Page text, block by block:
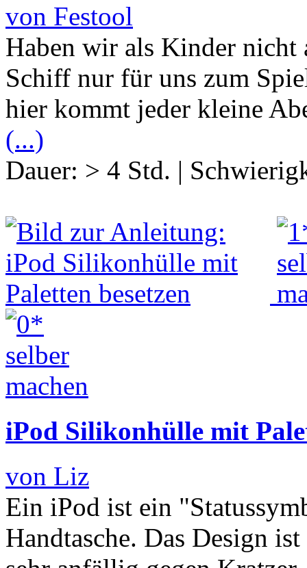
von Festool
Haben wir als Kinder nicht
Schiff nur für uns zum
hier kommt jeder kleine
(...)
Dauer: > 4 Std. |
iPod Silikonhülle mit
von Liz
Ein iPod ist ein
Handtasche. Das Design